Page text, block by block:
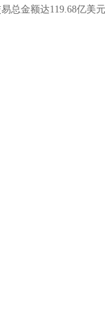
总金额达119.68亿美元